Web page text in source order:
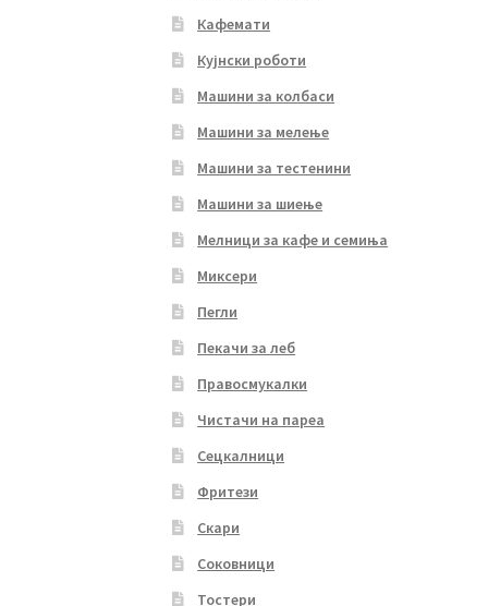
Кафемати
Кујнски роботи
Машини за колбаси
Машини за мелење
Машини за тестенини
Машини за шиење
Мелници за кафе и семиња
Миксери
Пегли
Пекачи за леб
Правосмукалки
Чистачи на пареа
Сецкалници
Фритези
Скари
Соковници
Тостери